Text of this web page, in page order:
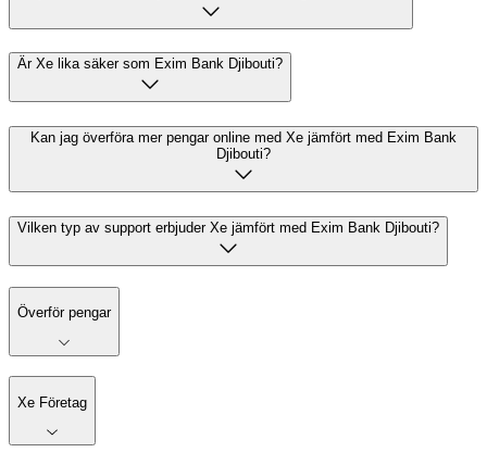
Är Xe lika säker som Exim Bank Djibouti?
Kan jag överföra mer pengar online med Xe jämfört med Exim Bank
Djibouti?
Vilken typ av support erbjuder Xe jämfört med Exim Bank Djibouti?
Överför pengar
Xe Företag